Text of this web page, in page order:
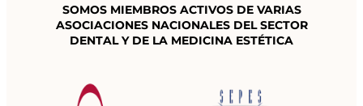
SOMOS MIEMBROS ACTIVOS DE VARIAS
ASOCIACIONES NACIONALESDEL SECTOR
DENTAL Y DE LA MEDICINA ESTÉTICA